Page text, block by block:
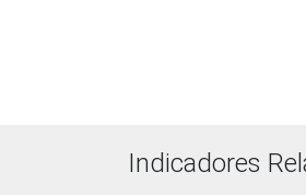
Indicadores